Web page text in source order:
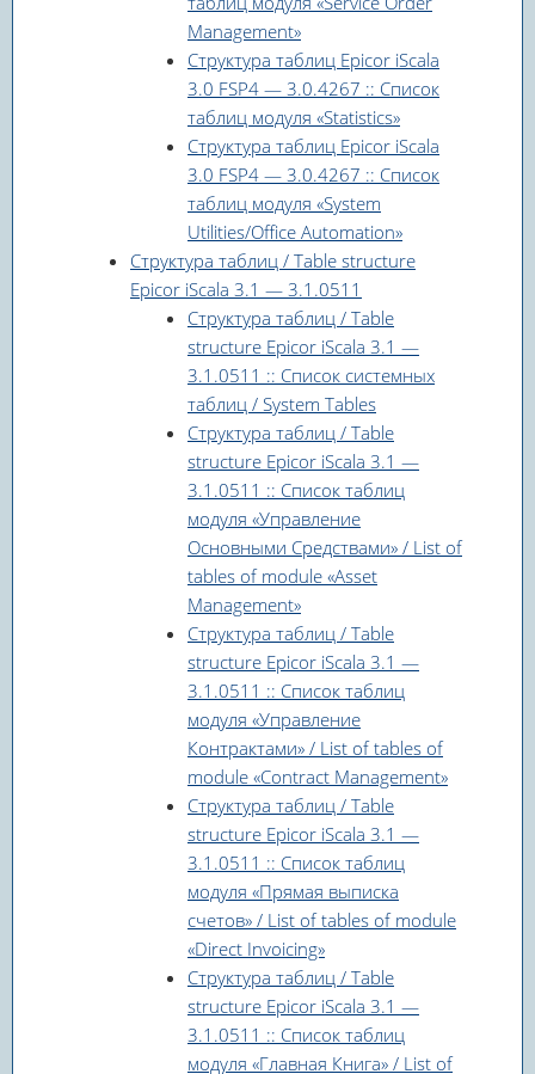
Management»
Структура таблиц Epicor iScala
3.0 FSP4 — 3.0.4267 :: Список
таблиц модуля «Statistics»
Структура таблиц Epicor iScala
3.0 FSP4 — 3.0.4267 :: Список
таблиц модуля «System
Utilities/Office Automation»
Структура таблиц / Table structure
Epicor iScala 3.1 — 3.1.0511
Структура таблиц / Table
structure Epicor iScala 3.1 —
3.1.0511 :: Список системных
таблиц / System Tables
Структура таблиц / Table
structure Epicor iScala 3.1 —
3.1.0511 :: Список таблиц
модуля «Управление
Основными Средствами» / List of
tables of module «Asset
Management»
Структура таблиц / Table
structure Epicor iScala 3.1 —
3.1.0511 :: Список таблиц
модуля «Управление
Контрактами» / List of tables of
module «Contract Management»
Структура таблиц / Table
structure Epicor iScala 3.1 —
3.1.0511 :: Список таблиц
модуля «Прямая выписка
счетов» / List of tables of module
«Direct Invoicing»
Структура таблиц / Table
structure Epicor iScala 3.1 —
3.1.0511 :: Список таблиц
модуля «Главная Книга» / List of